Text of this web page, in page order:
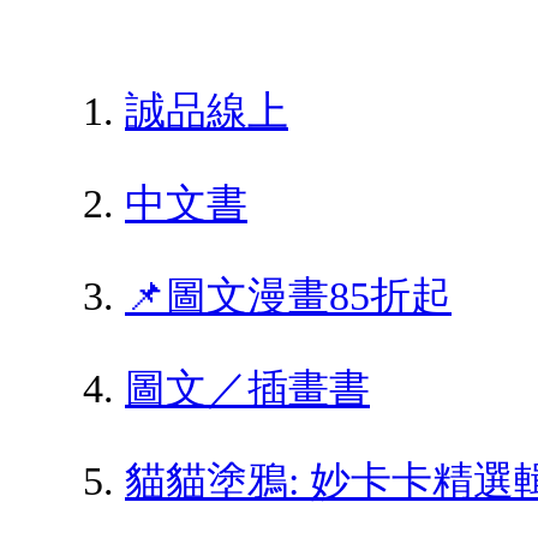
誠品線上
中文書
📌圖文漫畫85折起
圖文／插畫書
貓貓塗鴉: 妙卡卡精選